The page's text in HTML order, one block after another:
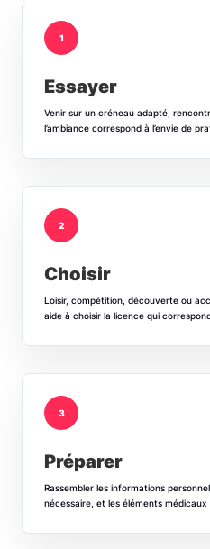
1
Essayer
Venir sur un créneau adapté,
l’ambiance correspond à l’envie de
2
Choisir
Loisir, compétition, découverte ou
aide à choisir la licence qui
3
Préparer
Rassembler les informations
nécessaire, et les éléments médicaux